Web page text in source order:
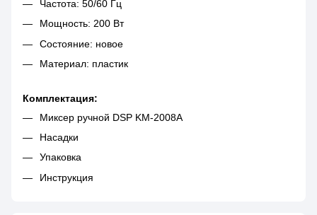
Частота: 50/60 Гц
Мощность: 200 Вт
Состояние: новое
Материал: пластик
Комплектация:
Миксер ручной DSP KM-2008A
Насадки
Упаковка
Инструкция